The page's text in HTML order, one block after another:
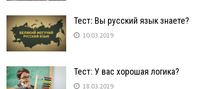
Тест: Вы русский язык знаете?
10.03.2019
Тест: У вас хорошая логика?
18.03.2019